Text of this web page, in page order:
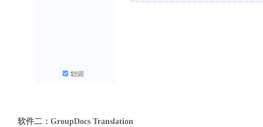
软件二：GroupDocs Translation